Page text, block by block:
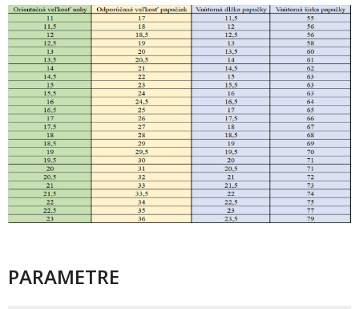
PARAMETRE